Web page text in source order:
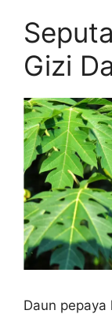
Gizi
Daun